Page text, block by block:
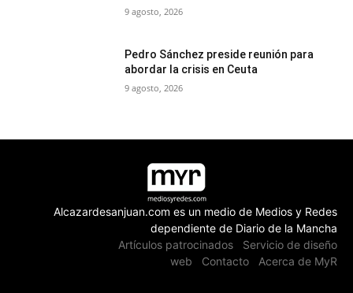
9 agosto, 2026
Pedro Sánchez preside reunión para
abordar la crisis en Ceuta
9 agosto, 2026
Alcazardesanjuan.com es un medio de Medios y Redes
dependiente de Diario de la Mancha
Artículos patrocinados
Servicio de diseño
web
Contacto Acerca de MyR